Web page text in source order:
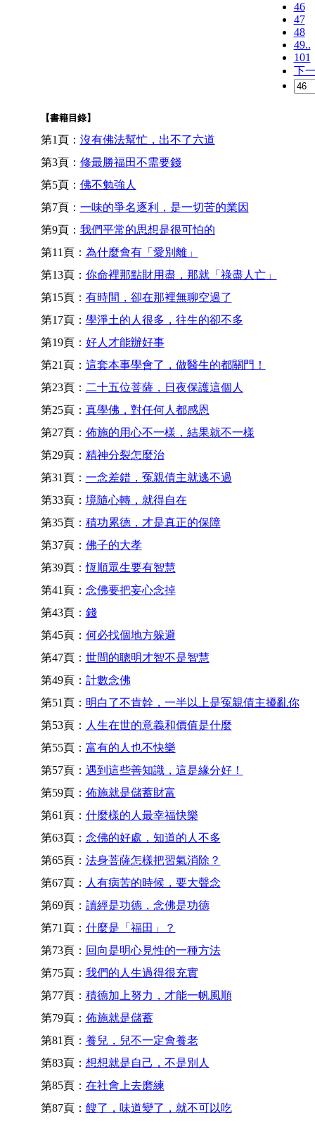
46
47
48
49..
101
下
【書籍目錄】
第1頁： 沒有佛法幫忙，出不了六道
第3頁： 修最勝福田不需要錢
第5頁： 佛不勉強人
第7頁： 一味的爭名逐利，是一切苦的業因
第9頁： 我們平常的思想是很可怕的
第11頁： 為什麼會有「愛別離」
第13頁： 你命裡那點財用盡，那就「祿盡人亡」
第15頁： 有時間，卻在那裡無聊空過了
第17頁： 學淨土的人很多，往生的卻不多
第19頁： 好人才能辦好事
第21頁： 這套本事學會了，做醫生的都關門！
第23頁： 二十五位菩薩，日夜保護這個人
第25頁： 真學佛，對任何人都感恩
第27頁： 佈施的用心不一樣，結果就不一樣
第29頁： 精神分裂怎麼治
第31頁： 一念差錯，冤親債主就逃不過
第33頁： 境隨心轉，就得自在
第35頁： 積功累德，才是真正的保障
第37頁： 佛子的大孝
第39頁：恆順眾生要有智慧
第41頁： 念佛要把妄心念掉
第43頁： 錢
第45頁： 何必找個地方躲避
第47頁： 世間的聰明才智不是智慧
第49頁： 計數念佛
第51頁： 明白了不肯幹，一半以上是冤親債主擾亂你
第53頁： 人生在世的意義和價值是什麼
第55頁： 富有的人也不快樂
第57頁： 遇到這些善知識，這是緣分好！
第59頁： 佈施就是儲蓄財富
第61頁： 什麼樣的人最幸福快樂
第63頁： 念佛的好處，知道的人不多
第65頁： 法身菩薩怎樣把習氣消除？
第67頁： 人有病苦的時候，要大聲念
第69頁： 讀經是功德，念佛是功德
第71頁： 什麼是「福田」？
第73頁： 回向是明心見性的一種方法
第75頁： 我們的人生過得很充實
第77頁： 積德加上努力，才能一帆風順
第79頁： 佈施就是儲蓄
第81頁： 養兒，兒不一定會養老
第83頁： 想想就是自己，不是別人
第85頁： 在社會上去磨練
第87頁： 餿了，味道變了，就不可以吃